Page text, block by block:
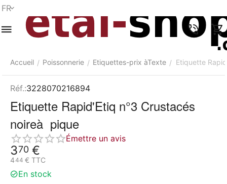
FR
Accueil / Poissonnerie / Etiquettes-prix àTexte / Etiquette
Réf.:3228070216894
Etiquette Rapid'Etiq n°3 Crustacés
noireà pique
Émettre un avis
370 €
444 € TTC
En stock
Menu Recherche
rapide
Panier Liste de
souhaits
Comparer Compte